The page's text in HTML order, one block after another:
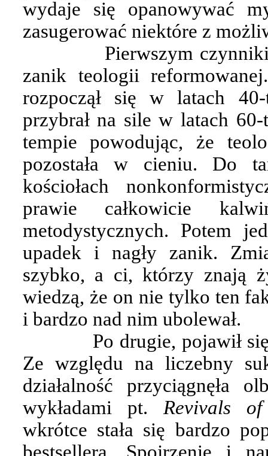
wydaje się opanowywać
zasugerować niektóre z
Pierwszym
zanik teologii
rozpoczął się w latach 40-
przybrał na sile w latach
tempie powodując, że
pozostała w cieniu. Do
kościołach
prawie całkowicie
metodystycznych. Potem
upadek i nagły zanik.
szybko, a ci, którzy znają
wiedzą, że on nie tylko ten
i bardzo nad nim ubolewał.
Po drugie, pojawił
Ze względu na liczebny
działalność przyciągnęła
wykładami pt. Revivals
wkrótce stała się bardzo
bestsellera. Spojrzenie i